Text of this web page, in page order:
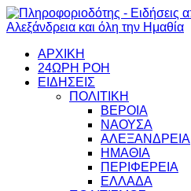
ΑΡΧΙΚΗ
24ΩΡΗ ΡΟΗ
ΕΙΔΗΣΕΙΣ
ΠΟΛΙΤΙΚΗ
ΒΕΡΟΙΑ
ΝΑΟΥΣΑ
ΑΛΕΞΑΝΔΡΕΙΑ
ΗΜΑΘΙΑ
ΠΕΡΙΦΕΡΕΙΑ
ΕΛΛΑΔΑ